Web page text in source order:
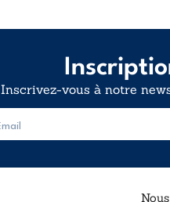
Inscrivez-vous à notre
m